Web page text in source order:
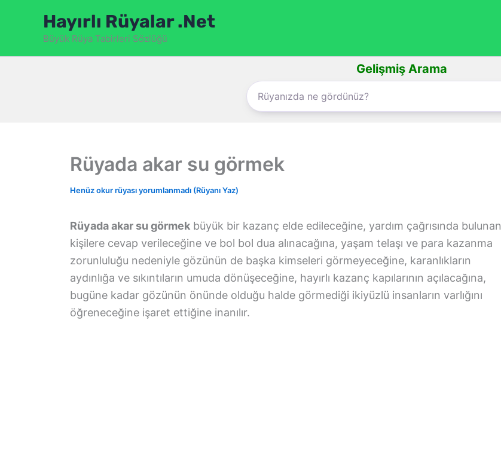
Hayırlı Rüyalar .Net
Büyük Rüya Tabirleri Sözlüğü
Gelişmiş Arama
Rüyada akar su görmek
Henüz okur rüyası yorumlanmadı (Rüyanı Yaz)
Rüyada akar su görmek büyük bir kazanç elde edileceğine, yardım çağrısında bulunan
kişilere cevap verileceğine ve bol bol dua alınacağına, yaşam telaşı ve para kazanma
zorunluluğu nedeniyle gözünün de başka kimseleri görmeyeceğine, karanlıkların
aydınlığa ve sıkıntıların umuda dönüşeceğine, hayırlı kazanç kapılarının açılacağına,
bugüne kadar gözünün önünde olduğu halde görmediği ikiyüzlü insanların varlığını
öğreneceğine işaret ettiğine inanılır.